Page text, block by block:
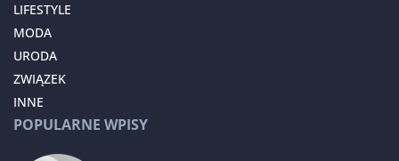
LIFESTYLE
MODA
URODA
ZWIĄZEK
INNE
POPULARNE WPISY